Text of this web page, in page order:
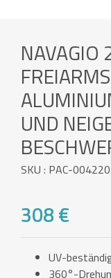
NAVAGIO
UND
SKU : PAC-004220
308 €
UV-
360°-